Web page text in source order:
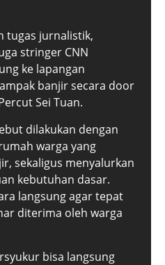
tugas jurnalistik,
stringer CNN
ke lapangan
banjir secara door
Sei Tuan.
dilakukan dengan
warga yang
sekaligus menyalurkan
kebutuhan dasar.
langsung agar tepat
diterima oleh warga
bisa langsung